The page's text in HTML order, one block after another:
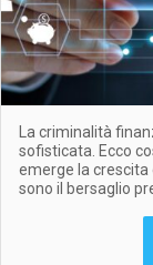
La criminalità
sofisticata. Ecco
emerge la crescita
sono il bersaglio